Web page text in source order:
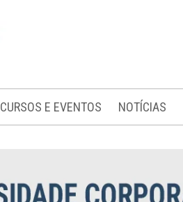
CURSOS E EVENTOS NOTÍCIAS